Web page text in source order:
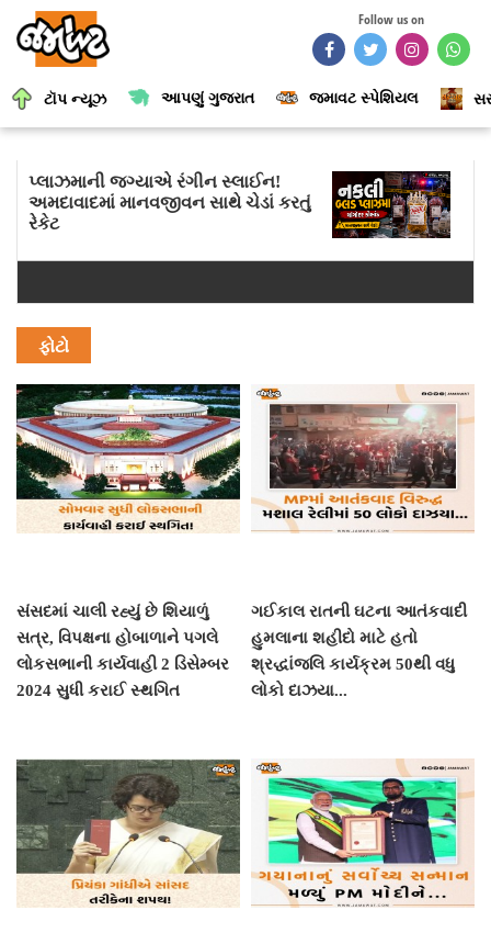
Follow us on
ટૉપ ન્યૂઝ આપણું ગુજરાત જમાવટ સ્પેશિયલ
પ્લાઝમાની જગ્યાએ રંગીન સ્લાઈન!
અમદાવાદમાં માનવજીવન સાથે ચેડાં કરતું
રેકેટ
ફોટો
સંસદમાં ચાલી રહ્યું છે શિયાળું
સત્ર, વિપક્ષના હોબાળાને પગલે
લોકસભાની કાર્યવાહી 2 ડિસેમ્બર
2024 સુધી કરાઈ સ્થગિત
ગઈકાલ રાતની ઘટના આતંકવાદી
હુમલાના શહીદો માટે હતો
શ્રદ્ધાંજલિ કાર્યક્રમ 50થી વધુ
લોકો દાઝયા...